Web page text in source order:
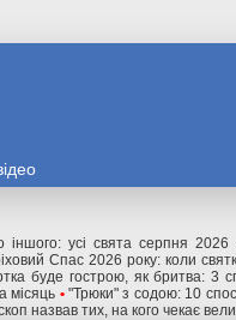
усі свята серпня 2026
Спас 2026 року: коли
буде гострою, як бритва: 3
місяць • "Трюки" з содою: 10
назвав тих, на кого чекає